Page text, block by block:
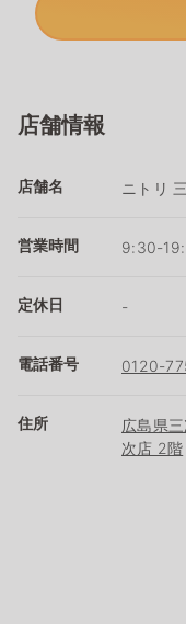
店舗情報
店舗名 ニトリ
営業時間 9:30-
定休日 -
電話番号 0120-
住所
広島県
次店 2階